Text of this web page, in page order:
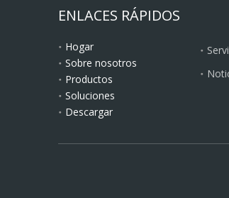
ENLACES RÁPIDOS
Hogar
Sobre nosotros
Productos
Soluciones
Descargar